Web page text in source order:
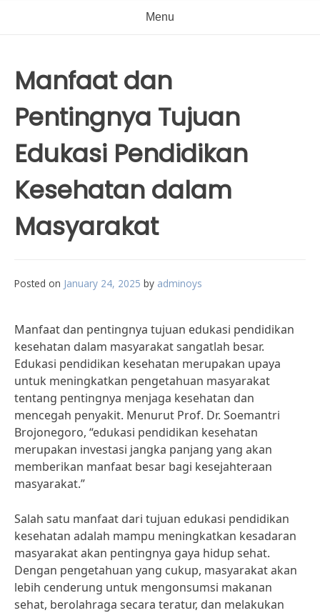
Menu
Manfaat dan
Pentingnya Tujuan
Edukasi Pendidikan
Kesehatan dalam
Masyarakat
Posted on January 24, 2025 by adminoys
Manfaat dan pentingnya tujuan edukasi pendidikan
kesehatan dalam masyarakat sangatlah besar.
Edukasi pendidikan kesehatan merupakan upaya
untuk meningkatkan pengetahuan masyarakat
tentang pentingnya menjaga kesehatan dan
mencegah penyakit. Menurut Prof. Dr. Soemantri
Brojonegoro, “edukasi pendidikan kesehatan
merupakan investasi jangka panjang yang akan
memberikan manfaat besar bagi kesejahteraan
masyarakat.”
Salah satu manfaat dari tujuan edukasi pendidikan
kesehatan adalah mampu meningkatkan kesadaran
masyarakat akan pentingnya gaya hidup sehat.
Dengan pengetahuan yang cukup, masyarakat akan
lebih cenderung untuk mengonsumsi makanan
sehat, berolahraga secara teratur, dan melakukan